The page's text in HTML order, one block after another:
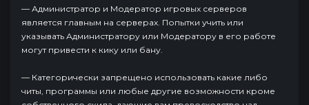
— Администратор и Модератор игровых серверов
является главным на серверах. Попытки учить или
указывать Администратору или Модератору в его работе
могут привести к кику или бану.
— Категорически запрещено использовать какие либо
читы, программы или любые другие возможности кроме